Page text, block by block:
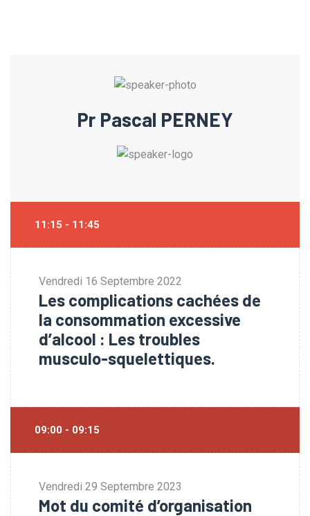
Pr Pascal PERNEY
11:15 - 11:45
Vendredi 16 Septembre 2022
Les complications cachées de
la consommation excessive
d’alcool : Les troubles
musculo-squelettiques.
09:00 - 09:15
Vendredi 29 Septembre 2023
Mot du comité d’organisation